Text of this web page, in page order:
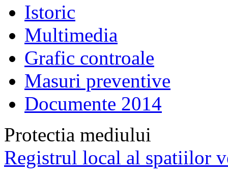
Istoric
Multimedia
Grafic controale
Masuri preventive
Documente 2014
Protectia mediului
Registrul local al spatiilor